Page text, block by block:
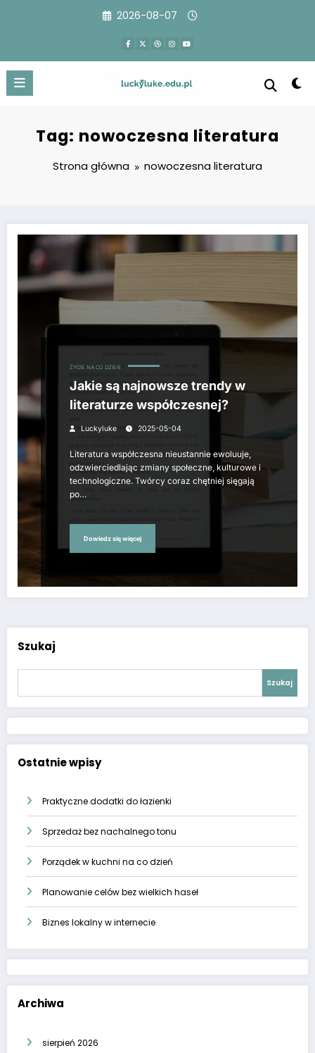
2026-08-07
Tag: nowoczesna literatura
Strona główna nowoczesna literatura
ŻYCIE NA CO DZIEŃ
Jakie są najnowsze trendy w
literaturze współczesnej?
Luckyluke 2025-05-04
Literatura współczesna nieustannie ewoluuje,
odzwierciedlając zmiany społeczne, kulturowe i
technologiczne. Twórcy coraz chętniej sięgają
po…
Dowiedz się więcej
Szukaj
Szukaj
Ostatnie wpisy
Praktyczne dodatki do łazienki
Sprzedaż bez nachalnego tonu
Porządek w kuchni na co dzień
Planowanie celów bez wielkich haseł
Biznes lokalny w internecie
Archiwa
sierpień 2026